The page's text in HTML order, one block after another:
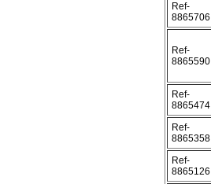
Ref-
8865706
Ref-
8865590
Ref-
8865474
Ref-
8865358
Ref-
8865126